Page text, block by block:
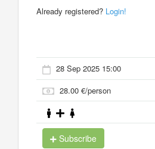
Already registered? Login!
28 Sep 2025 15:00
28.00 €/person
Subscribe